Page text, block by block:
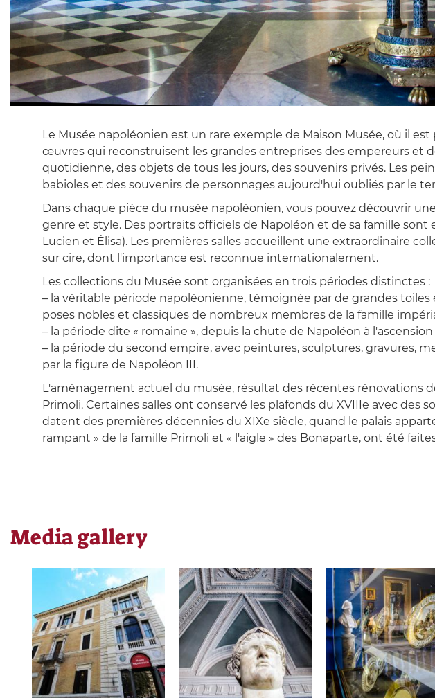
Le Musée napoléonien est un rare exemple de Maison Musée, où il
œuvres qui reconstruisent les grandes entreprises des empereurs et
quotidienne, des objets de tous les jours, des souvenirs privés. Les
babioles et des souvenirs de personnages aujourd'hui oubliés par le
Dans chaque pièce du musée napoléonien, vous pouvez découvrir
genre et style. Des portraits officiels de Napoléon et de sa famille
Lucien et Élisa). Les premières salles accueillent une extraordinaire
sur cire, dont l'importance est reconnue internationalement.
Les collections du Musée sont organisées en trois périodes distinctes :
– la véritable période napoléonienne, témoignée par de grandes
poses nobles et classiques de nombreux membres de la famille
– la période dite « romaine », depuis la chute de Napoléon à
– la période du second empire, avec peintures, sculptures, gravures,
par la figure de Napoléon III.
L'aménagement actuel du musée, résultat des récentes rénovations
Primoli. Certaines salles ont conservé les plafonds du XVIIIe avec des
datent des premières décennies du XIXe siècle, quand le palais
rampant » de la famille Primoli et « l'aigle » des Bonaparte, ont été
Media gallery